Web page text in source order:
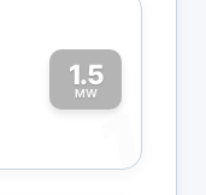
1.5
MW
1